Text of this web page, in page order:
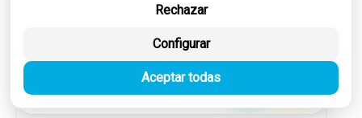
Envío 24-48h
Rechazar
Configurar
Aceptar todas